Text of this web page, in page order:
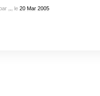
le 20 Mar 2005